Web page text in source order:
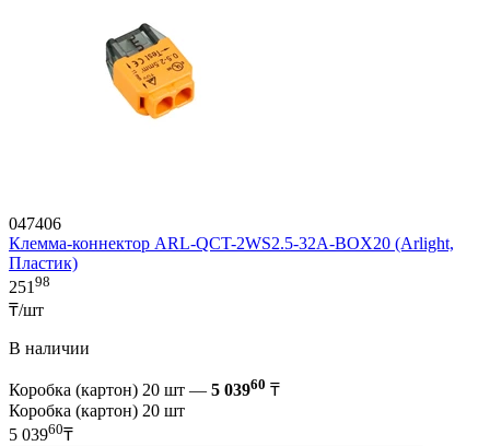
047406
Клемма-коннектор ARL-QCT-2WS2.5-32A-BOX20 (Arlight,
Пластик)
251 98
₸/шт
В наличии
Коробка (картон) 20 шт — 5 03960 ₸
Коробка (картон) 20 шт
5 03960₸